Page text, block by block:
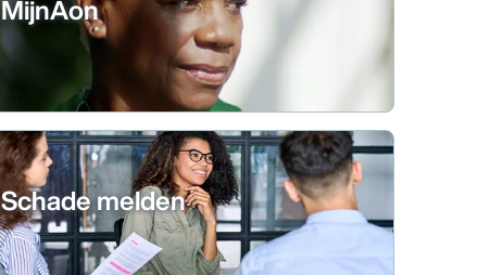
MijnAon
Schade melden